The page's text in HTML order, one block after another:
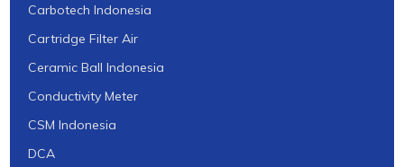
Carbotech Indonesia
Cartridge Filter Air
Ceramic Ball Indonesia
Conductivity Meter
CSM Indonesia
DCA